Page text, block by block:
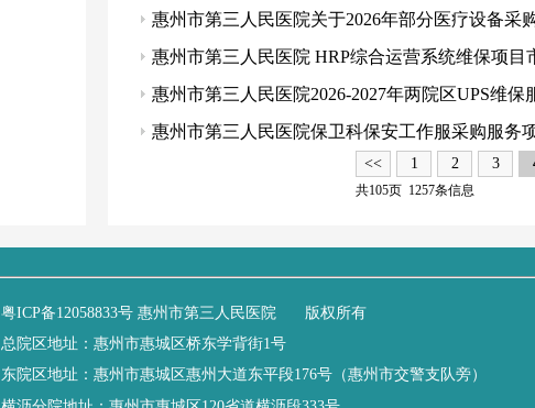
惠州市第三人民医院关于2026年部分医疗设备采
惠州市第三人民医院 HRP综合运营系统维保项目
惠州市第三人民医院2026-2027年两院区UPS维保
惠州市第三人民医院保卫科保安工作服采购服务
<< 1 2 3
共105页 1257条信息
粤ICP备12058833号 惠州市第三人民医院 版权所有
总院区地址：惠州市惠城区桥东学背街1号
东院区地址：惠州市惠城区惠州大道东平段176号（惠州市交警支队旁）